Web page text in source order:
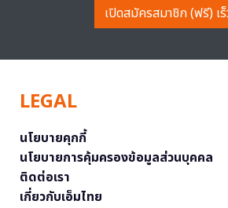
เปิดสมัครสมาชิก (ฟรี) เ
LEGAL
นโยบายคุกกี้
นโยบายการคุ้มครองข้อมูลส่วนบุคคล
ติดต่อเรา
เกี่ยวกับเอ็มไทย